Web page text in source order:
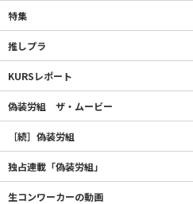
特集
推しプラ
KURSレポート
偽装労組 ザ・ムービー
［続］偽装労組
独占連載「偽装労組」
生コンワーカーの動画